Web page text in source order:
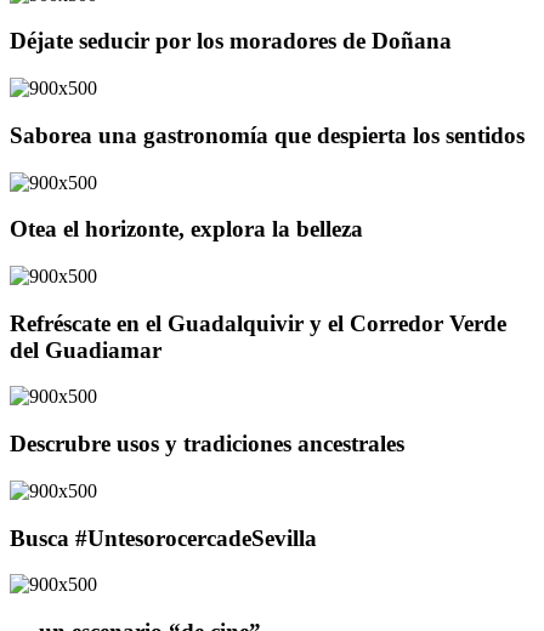
Déjate seducir por los moradores de Doñana
Saborea una gastronomía que despierta los sentidos
Otea el horizonte, explora la belleza
Refréscate en el Guadalquivir y el Corredor Verde
del Guadiamar
Descrubre usos y tradiciones ancestrales
Busca #UntesorocercadeSevilla